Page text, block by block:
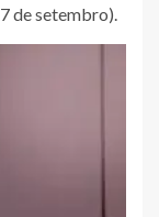
de setembro).